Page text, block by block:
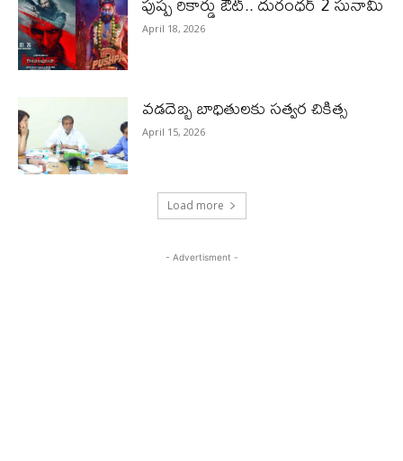
April 18, 2026
వడదెబ్బ బాధితులకు సత్వర చికిత్స
April 15, 2026
Load more
- Advertisment -